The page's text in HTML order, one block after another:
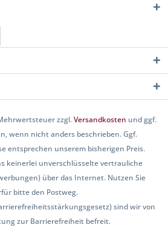
zzgl.Versandkosten und ggf.
wenn nicht anders beschrieben. Ggf.
entsprechen unserem bisherigen Preis.
keinerlei unverschlüsselte vertrauliche
über das Internet. Nutzen Sie
bitte den Postweg.
sind wir von
zur Barrierefreiheit befreit.